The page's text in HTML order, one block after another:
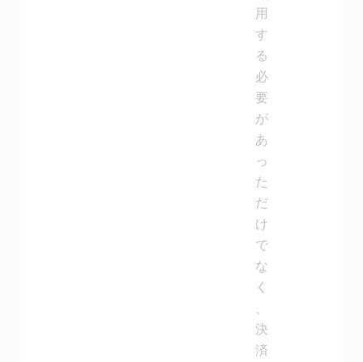
用
す
る
必
要
が
あ
っ
た
だ
け
で
な
く
決
済